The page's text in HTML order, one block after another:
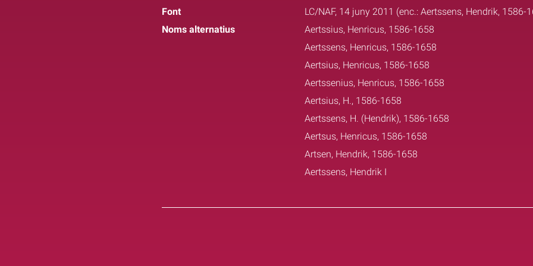
Font
LC/NAF, 14 juny 2011 (enc.: Aertssens, Hendrik, 1586-
Noms alternatius
Aertssius, Henricus, 1586-1658
Aertssens, Henricus, 1586-1658
Aertsius, Henricus, 1586-1658
Aertssenius, Henricus, 1586-1658
Aertsius, H., 1586-1658
Aertssens, H. (Hendrik), 1586-1658
Aertsus, Henricus, 1586-1658
Artsen, Hendrik, 1586-1658
Aertssens, Hendrik I